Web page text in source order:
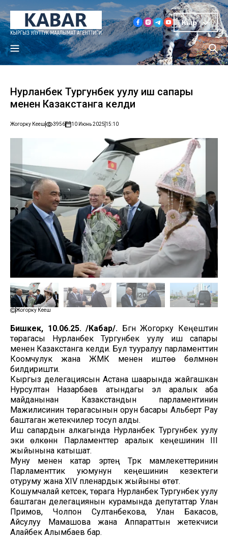
Кыр
Нурланбек Тургунбек уулу иш сапары
менен Казакстанга келди
Жогорку Кеңеш 3956 10 Июнь 2025 15:10
Жогорку Кеңеш
Бишкек, 10.06.25. /Кабар/. Бүгүн Жогорку Кеңештин
төрагасы Нурланбек Тургунбек уулу иш сапары
менен Казакстанга келди. Бул тууралуу парламенттин
Коомчулук жана ЖМК менен иштөө бөлүмүнөн
билдиришти.
Кыргыз делегациясын Астана шаарында жайгашкан
Нурсултан Назарбаев атындагы эл аралык аба
майданынан Казакстандын парламентинин
Мажилисинин төрагасынын орун басары Альберт Рау
баштаган жетекчилер тосуп алды.
Иш сапардын алкагында Нурланбек Тургунбек уулу
эки өлкөнүн Парламенттер аралык кеңешинин III
жыйынына катышат.
Муну менен катар эртең Түрк мамлекеттеринин
Парламенттик уюмунун кеңешинин кезектеги
отуруму жана XIV пленардык жыйыны өтөт.
Кошумчалай кетсек, төрага Нурланбек Тургунбек уулу
баштаган делегациянын курамында депутаттар Улан
Примов, Чолпон Султанбекова, Улан Бакасов,
Айсулуу Мамашова жана Аппараттын жетекчиси
Алайбек Алымбаев бар.